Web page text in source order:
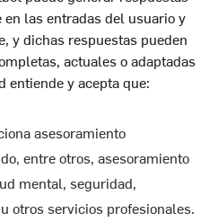
las entradas del usuario y
y dichas respuestas pueden
actuales o adaptadas
entiende y acepta que:
asesoramiento
entre otros, asesoramiento
mental, seguridad,
otros servicios profesionales.